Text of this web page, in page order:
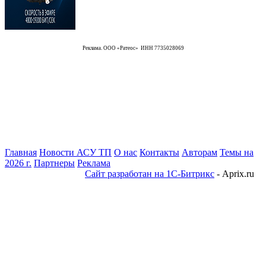
Реклама. ООО «Ратеос» ИНН 7735028069
Главная Новости АСУ ТП О нас Контакты Авторам Темы на
2026 г. Партнеры Реклама
Сайт разработан на 1С-Битрикс - Aprix.ru